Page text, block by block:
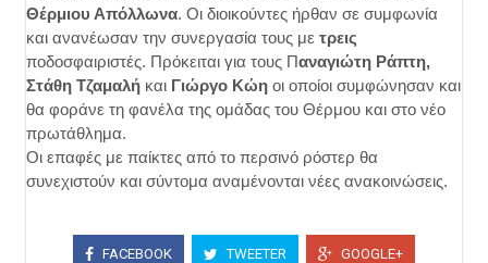
Θέρμιου Απόλλωνα. Οι διοικούντες ήρθαν σε συμφωνία
και ανανέωσαν την συνεργασία τους με τρεις
ποδοσφαιριστές. Πρόκειται για τους Παναγιώτη Ράπτη,
Στάθη Τζαμαλή και Γιώργο Κώη οι οποίοι συμφώνησαν και
θα φοράνε τη φανέλα της ομάδας του Θέρμου και στο νέο
πρωτάθλημα.
Οι επαφές με παίκτες από το περσινό ρόστερ θα
συνεχιστούν και σύντομα αναμένονται νέες ανακοινώσεις.
FACEBOOK TWEETER GOOGLE+